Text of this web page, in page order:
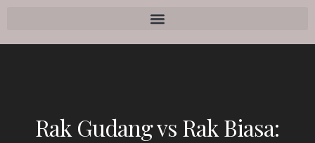
Rak Gudang vs Rak Biasa: